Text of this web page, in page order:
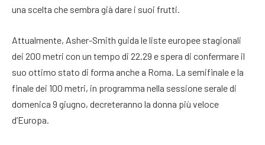
una scelta che sembra già dare i suoi frutti.
Attualmente, Asher-Smith guida le liste europee stagionali
dei 200 metri con un tempo di 22.29 e spera di confermare il
suo ottimo stato di forma anche a Roma. La semifinale e la
finale dei 100 metri, in programma nella sessione serale di
domenica 9 giugno, decreteranno la donna più veloce
d’Europa.